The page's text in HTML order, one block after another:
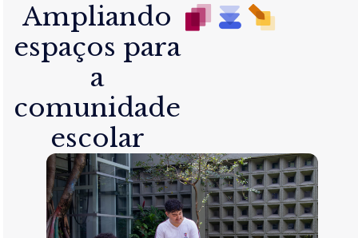
Ampliando
espaços para
a
comunidade
escolar